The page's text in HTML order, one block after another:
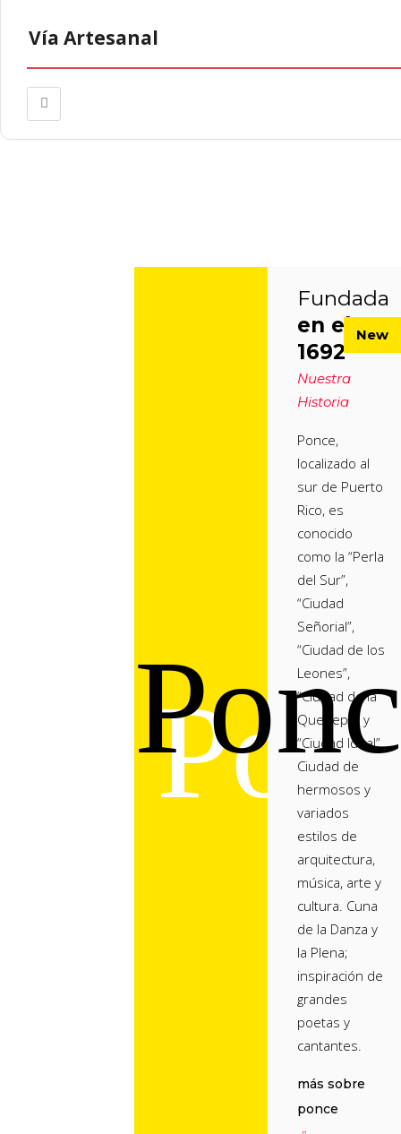
Vía Artesanal
Fundada
en el
1692
Nuestra
Historia
Ponce,
localizado al
sur de Puerto
Rico, es
conocido
como la “Perla
del Sur”,
“Ciudad
Señorial”,
“Ciudad de los
Leones”,
“Ciudad de la
Quenepa” y
“Ciudad Ideal”.
Ciudad de
hermosos y
variados
estilos de
arquitectura,
música, arte y
cultura. Cuna
de la Danza y
la Plena;
inspiración de
grandes
poetas y
cantantes.
más sobre
ponce
New